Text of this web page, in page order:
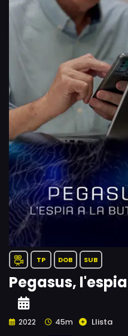
TP DOB SUB
Pegasus,
2022 45m Llista